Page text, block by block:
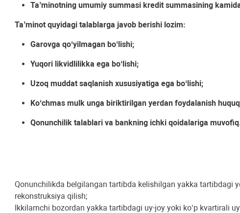
Taʼminotning umumiy summasi kredit summasining
Taʼminot quyidagi talablarga javob berishi lozim:
Garovga qoʻyilmagan boʻlishi;
Yuqori likvidlilikka ega boʻlishi;
Uzoq muddat saqlanish xususiyatiga ega boʻlishi;
Koʻchmas mulk unga biriktirilgan yerdan foydalanish
Qonunchilik talablari va bankning ichki qoidalariga
Qonunchilikda belgilangan tartibda kelishilgan yakka tartibdagi
rekonstruksiya qilish;
Ikkilamchi bozordan yakka tartibdagi uy-joy yoki koʻp kvartirali